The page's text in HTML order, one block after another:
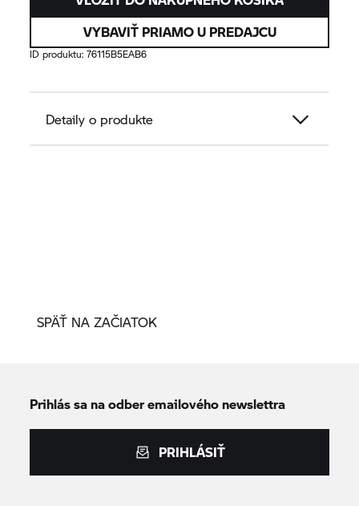
VYBAVIŤ PRIAMO U PREDAJCU
ID produktu:76115B5EAB6
Detaily o produkte
SPÄŤ NA ZAČIATOK
Prihlás sa na odber emailového newslettra
PRIHLÁSIŤ